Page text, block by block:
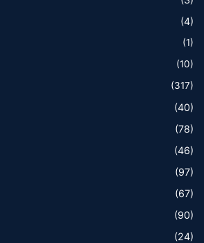
(4)
(1)
(10)
(317)
(40)
(78)
(46)
(97)
(67)
(90)
(24)